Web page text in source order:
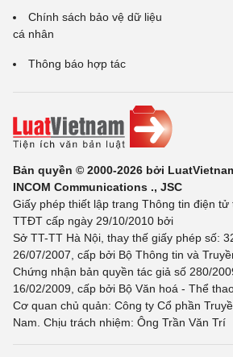
Chính sách bảo vệ dữ liệu
cá nhân
Thông báo hợp tác
Bản quyền © 2000-2026 bởi
INCOM Communications ., JSC
Giấy phép thiết lập trang Thông tin điện
TTĐT cấp ngày 29/10/2010 bởi
Sở TT-TT Hà Nội, thay thế giấy phép số:
26/07/2007, cấp bởi Bộ Thông tin và
Chứng nhận bản quyền tác giả số 280/
16/02/2009, cấp bởi Bộ Văn hoá - Thể
Cơ quan chủ quản: Công ty Cổ phần
Nam. Chịu trách nhiệm: Ông Trần Văn Trí